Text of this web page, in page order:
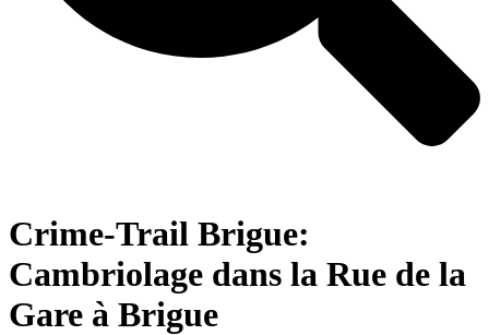
Crime-Trail Brigue:
Cambriolage dans la Rue de la
Gare à Brigue